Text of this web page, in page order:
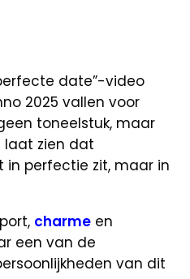
date”-video
2025 vallen voor
toneelstuk, maar
laat zien dat
in perfectie zit, maar in
charme en
een van de
van dit